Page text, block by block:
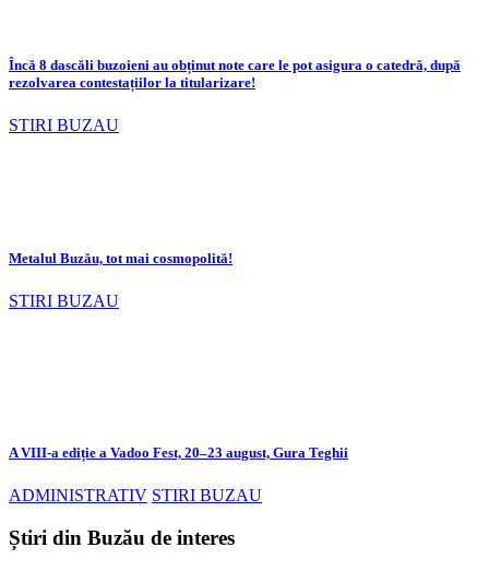
Încă 8 dascăli buzoieni au obținut note care le pot asigura o catedră, după
rezolvarea contestațiilor la titularizare!
STIRI BUZAU
Metalul Buzău, tot mai cosmopolită!
STIRI BUZAU
A VIII-a ediție a Vadoo Fest, 20–23 august, Gura Teghii
ADMINISTRATIV STIRI BUZAU
Știri din Buzău de interes